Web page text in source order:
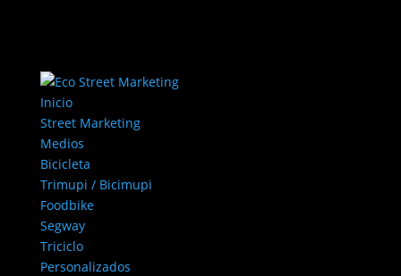
Inicio
Street Marketing
Medios
Bicicleta
Trimupi / Bicimupi
Foodbike
Segway
Triciclo
Personalizados